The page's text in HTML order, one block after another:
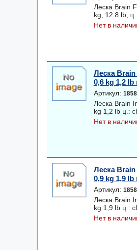
Леска Brain
kg, 12.8 lb,
Нет в
Леска Brain
0,6 kg 1,2 lb
Артикул:
Леска Brain
kg 1,2 lb ц.:
Нет в
Леска Brain
0,9 kg 1,9 lb
Артикул:
Леска Brain
kg 1,9 lb ц.:
Нет в